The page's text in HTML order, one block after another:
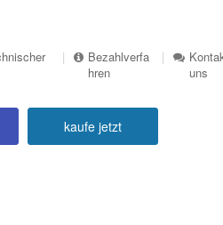
|
Bezahlverfa
hren
|
uns
kaufe jetzt